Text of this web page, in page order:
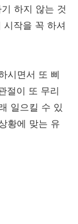
하지 않는 것
시작을 꼭 하셔
시면서 또 삐
절이 또 무리
일으킬 수 있
황에 맞는 유